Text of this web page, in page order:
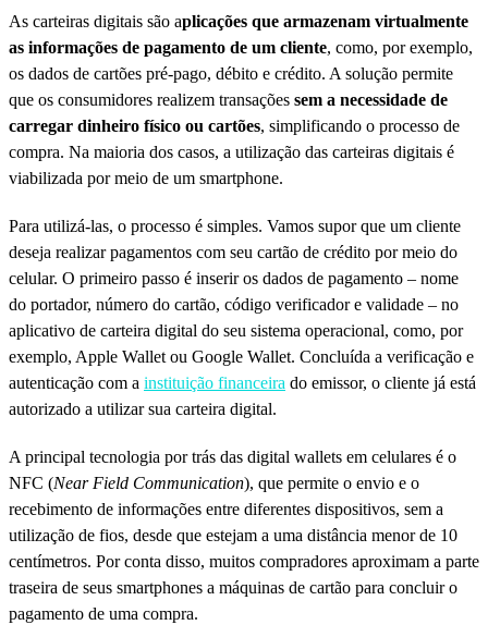
As carteiras digitais são aplicações que armazenam virtualmente
as informações de pagamento de um cliente, como, por exemplo,
os dados de cartões pré-pago, débito e crédito. A solução permite
que os consumidores realizem transações sem a necessidade de
carregar dinheiro físico ou cartões, simplificando o processo de
compra. Na maioria dos casos, a utilização das carteiras digitais é
viabilizada por meio de um smartphone.
Para utilizá-las, o processo é simples. Vamos supor que um cliente
deseja realizar pagamentos com seu cartão de crédito por meio do
celular. O primeiro passo é inserir os dados de pagamento – nome
do portador, número do cartão, código verificador e validade – no
aplicativo de carteira digital do seu sistema operacional, como, por
exemplo, Apple Wallet ou Google Wallet. Concluída a verificação e
autenticação com a instituição financeira do emissor, o cliente já está
autorizado a utilizar sua carteira digital.
A principal tecnologia por trás das digital wallets em celulares é o
NFC (Near Field Communication), que permite o envio e o
recebimento de informações entre diferentes dispositivos, sem a
utilização de fios, desde que estejam a uma distância menor de 10
centímetros. Por conta disso, muitos compradores aproximam a parte
traseira de seus smartphones a máquinas de cartão para concluir o
pagamento de uma compra.